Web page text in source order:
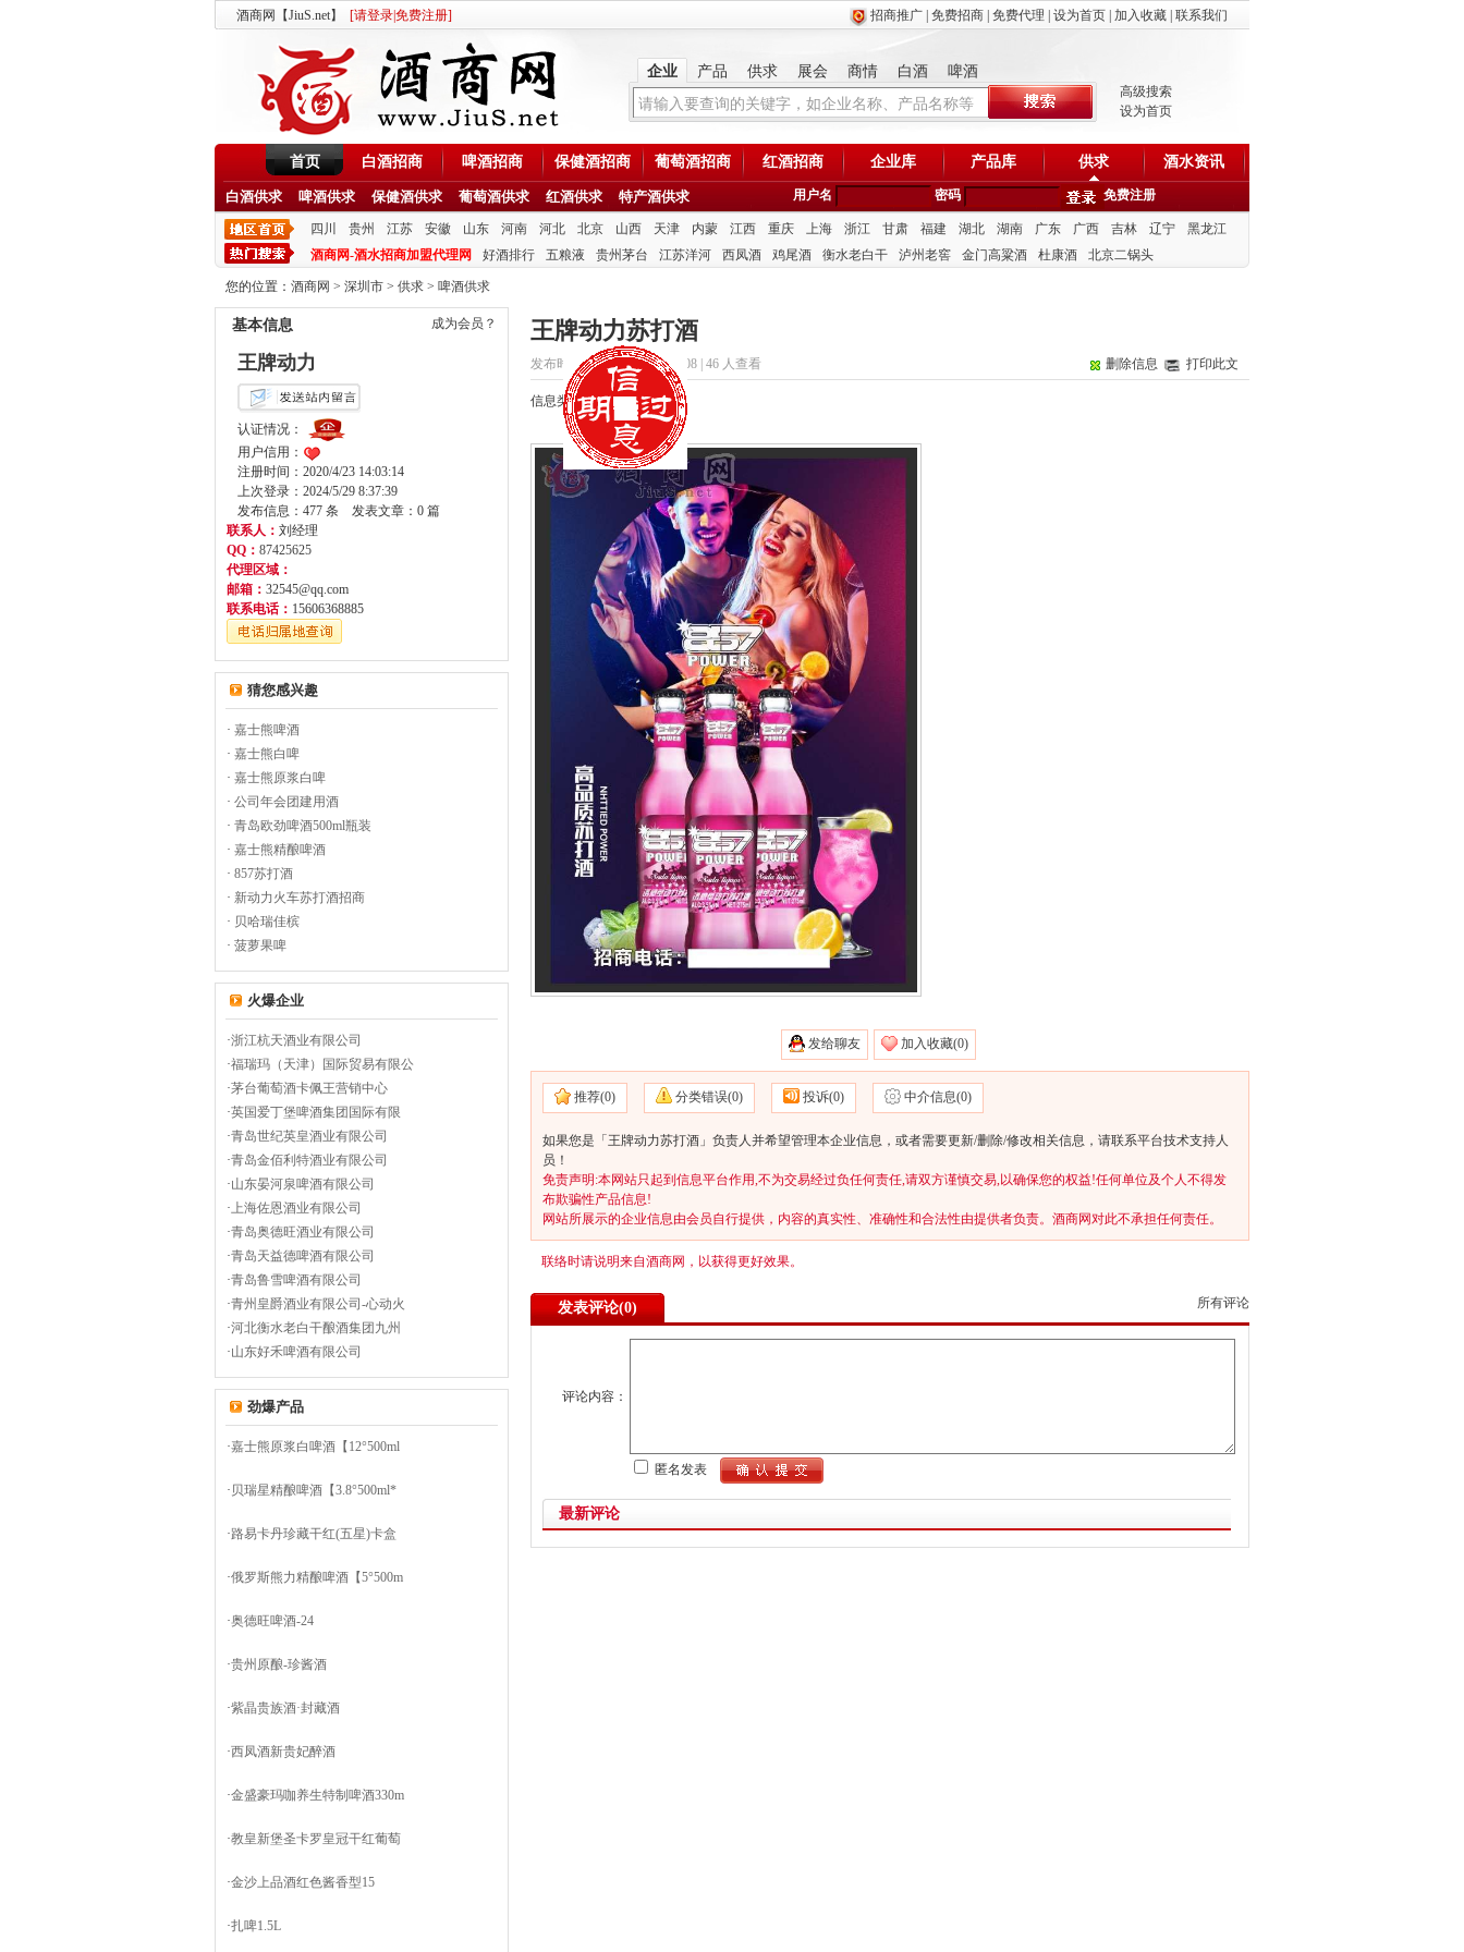
酒商网【JiuS.net】 [请登录免费注册] 招商推广 免费招商 免费代理 设为首页 加入收藏 联系我们
企业 产品 供求 展会 商情 白酒 啤酒
高级搜索
设为首页
首页 白酒招商 啤酒招商 保健酒招商 葡萄酒招商 红酒招商 企业库 产品库 供求 酒水资讯
白酒供求 啤酒供求 保健酒供求 葡萄酒供求 红酒供求 特产酒供求 用户名 密码 免费注册
四川 贵州 江苏 安徽 山东 河南 河北 北京 山西 天津 内蒙 江西 重庆 上海 浙江 甘肃 福建 湖北 湖南 广东 广西 吉林 辽宁
黑龙江
酒商网-酒水招商加盟代理网
好酒排行 五粮液 贵州茅台 江苏洋河 西凤酒 鸡尾酒 衡水老白干 泸州老窖 金门高粱酒 杜康酒 北京二锅头
您的位置： 酒商网 > 深圳市 > 供求 > 啤酒供求
成为会员？
基本信息
王牌动力
认证情况：
用户信用：
注册时间：2020/4/23 14:03:14
上次登录：2024/5/29 8:37:39
发布信息：477 条 发表文章：0 篇
联系人： 刘经理
QQ： 87425625
代理区域：
邮箱： 32545@qq.com
联系电话： 15606368885
猜您感兴趣
· 嘉士熊啤酒
· 嘉士熊白啤
· 嘉士熊原浆白啤
· 公司年会团建用酒
· 青岛欧劲啤酒500ml瓶装
· 嘉士熊精酿啤酒
· 857苏打酒
· 新动力火车苏打酒招商
· 贝哈瑞佳槟
· 菠萝果啤
火爆企业
·浙江杭天酒业有限公司
·福瑞玛（天津）国际贸易有限公
·茅台葡萄酒卡佩王营销中心
·英国爱丁堡啤酒集团国际有限
·青岛世纪英皇酒业有限公司
·青岛金佰利特酒业有限公司
·山东晏河泉啤酒有限公司
·上海佐恩酒业有限公司
·青岛奥德旺酒业有限公司
·青岛天益德啤酒有限公司
·青岛鲁雪啤酒有限公司
·青州皇爵酒业有限公司-心动火
·河北衡水老白干酿酒集团九州
·山东好禾啤酒有限公司
劲爆产品
·嘉士熊原浆白啤酒【12°500ml
· 贝瑞星精酿啤酒【3.8°500ml*
·路易卡丹珍藏干红(五星)卡盒
·俄罗斯熊力精酿啤酒【5°500m
·奥德旺啤酒-24
·贵州原酿-珍酱酒
·紫晶贵族酒·封藏酒
·西凤酒新贵妃醉酒
·金盛豪玛咖养生特制啤酒330m
·教皇新堡圣卡罗皇冠干红葡萄
·金沙上品酒红色酱香型15
·扎啤1.5L
王牌动力苏打酒
删除信息 打印此文
发布时间：2020/10/13 8:38:08 | 46 人查看
信息类型：供应
发给聊友 加入收藏(0)
推荐(0) 分类错误(0) 投诉(0) 中介信息(0)
如果您是「王牌动力苏打酒」负责人并希望管理本企业信息，或者需要更新/删除/修改相关信息，请联系平台技术支持人
员！
免责声明:本网站只起到信息平台作用,不为交易经过负任何责任,请双方谨慎交易,以确保您的权益!任何单位及个人不得发
布欺骗性产品信息!
网站所展示的企业信息由会员自行提供，内容的真实性、准确性和合法性由提供者负责。酒商网对此不承担任何责任。
联络时请说明来自酒商网，以获得更好效果。
所有评论
发表评论(0)
评论内容：
匿名发表
最新评论